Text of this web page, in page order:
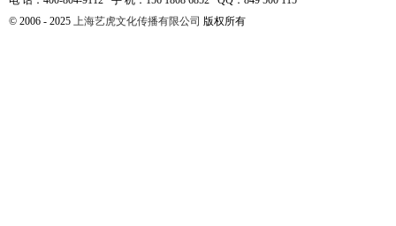
© 2006 - 2025 上海艺虎文化传播有限公司 版权所有